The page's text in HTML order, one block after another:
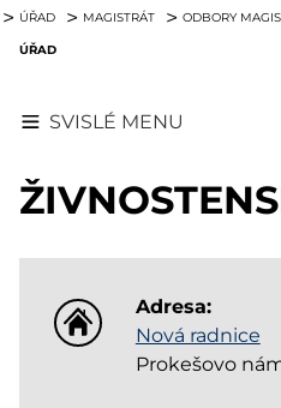
ÚŘAD MAGISTRÁT ODBORY
ÚŘAD
SVISLÉ MENU
Adresa:
Nová radnice
Prokešovo